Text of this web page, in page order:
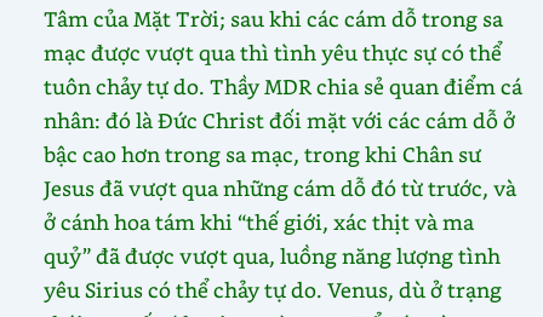
Tâm của Mặt Trời; sau khi các cám dỗ trong sa
mạc được vượt qua thì tình yêu thực sự có thể
tuôn chảy tự do. Thầy MDR chia sẻ quan điểm cá
nhân: đó là Đức Christ đối mặt với các cám dỗ ở
bậc cao hơn trong sa mạc, trong khi Chân sư
Jesus đã vượt qua những cám dỗ đó từ trước, và
ở cánh hoa tám khi “thế giới, xác thịt và ma
quỷ” đã được vượt qua, luồng năng lượng tình
yêu Sirius có thể chảy tự do. Venus, dù ở trạng